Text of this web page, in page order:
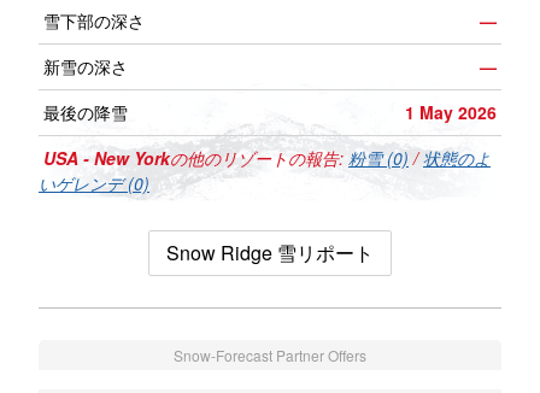
雪下部の深さ
—
新雪の深さ
—
最後の降雪
1 May 2026
USA - New Yorkの他のリゾートの報告: 粉雪 (0) /状態のよ
いゲレンデ (0)
Snow Ridge 雪リポート
Snow-Forecast Partner Offers